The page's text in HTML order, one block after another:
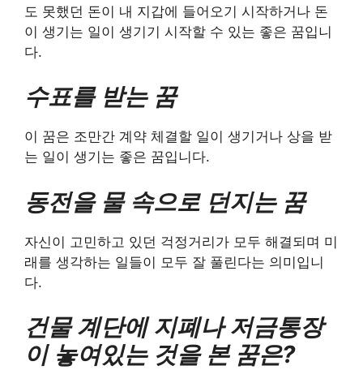
도 못했던 돈이 내 지갑에 들어오기 시작하거나 돈
이 생기는 일이 생기기 시작할 수 있는 좋은 꿈입니
다.
수표를 받는 꿈
이 꿈은 조만간 계약 체결할 일이 생기거나 상을 받
는 일이 생기는 좋은 꿈입니다.
동전을 물 속으로 던지는 꿈
자신이 고민하고 있던 걱정거리가 모두 해결되며 미
래를 생각하는 일들이 모두 잘 풀린다는 의미입니
다.
건물 계단에 지폐나 저금통장
이 놓여있는 것을 본 꿈은?